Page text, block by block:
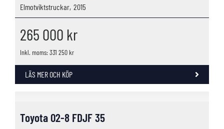
Elmotviktstruckar, 2015
265 000 kr
Inkl. moms: 331 250 kr
LÄS MER OCH KÖP
Toyota 02-8 FDJF 35